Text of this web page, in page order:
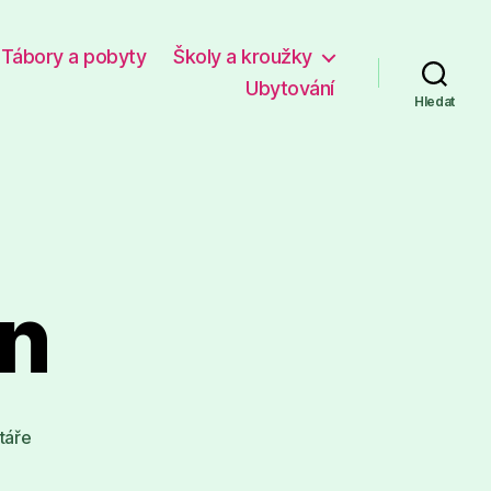
Tábory a pobyty
Školy a kroužky
Ubytování
Hledat
u